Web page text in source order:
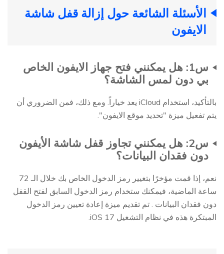
الأسئلة الشائعة حول إزالة قفل شاشة
الايفون
س1: هل يمكنني فتح جهاز الايفون الخاص
بي دون لمس الشاشة؟
بالتأكيد، استخدام iCloud يعد خياراً. ومع ذلك، فمن الضروري أن
يتم تفعيل ميزة "تحديد موقع الايفون".
س2: هل يمكنني تجاوز قفل شاشة الأيفون
دون فقدان البيانات؟
نعم، إذا قمت مؤخرًا بتغيير رمز الدخول الخاص بك خلال الـ 72
ساعة الماضية، فيمكنك ستخدام رمز الدخول السابق لفتح القفل
دون فقدان البيانات . تم تقديم ميزة إعادة تعيين رمز الدخول
المبتكرة هذه في نظام التشغيل iOS 17.